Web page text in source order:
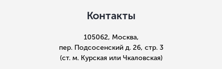
Контакты
105062, Москва,
пер. Подсосенский д. 26, стр. 3
(ст. м. Курская или Чкаловская)